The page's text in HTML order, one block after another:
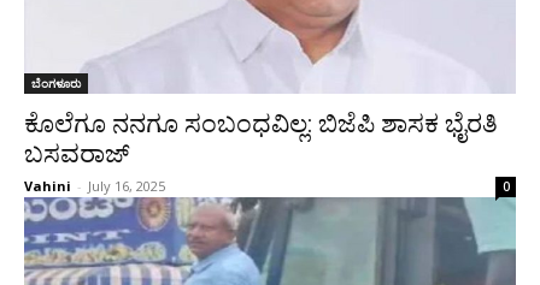
ಬೆಂಗಳೂರು
ಕೊಲೆಗೂ ನನಗೂ ಸಂಬಂಧವಿಲ್ಲ: ಬಿಜೆಪಿ ಶಾಸಕ ಭೈರತಿ
ಬಸವರಾಜ್
Vahini - July 16, 2025 0